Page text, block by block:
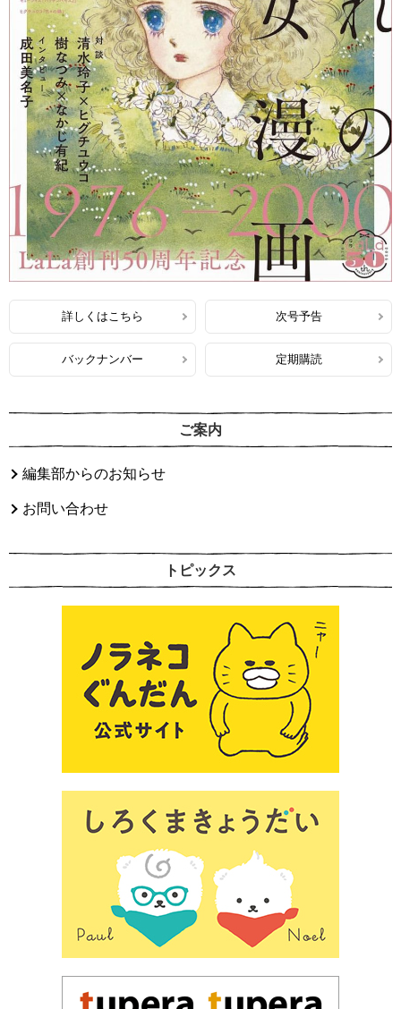
詳しくはこちら 次号予告
バックナンバー 定期購読
ご案内
編集部からのお知らせ
お問い合わせ
トピックス